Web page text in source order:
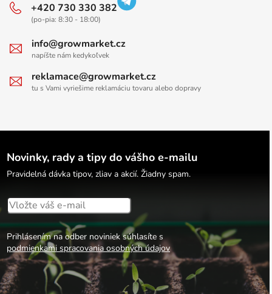
+420 730 330 382
(po-pia: 8:30 - 18:00)
info@growmarket.cz
napíšte nám kedykoľvek
reklamace@growmarket.cz
tu s Vami vyriešime reklamáciu tovaru alebo dopravy
Novinky, rady a tipy do vášho e-mailu
Pravidelná dávka tipov, zliav a akcií. Žiadny spam.
Prihlásením na odber noviniek súhlasíte s
podmienkami spracovania osobných údajov